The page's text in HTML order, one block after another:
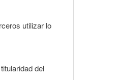
utilizar lo
del